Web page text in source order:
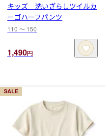
キッズ 洗いざらしツイルカ
ーゴハーフパンツ
110 〜 150
1,490円
SALE